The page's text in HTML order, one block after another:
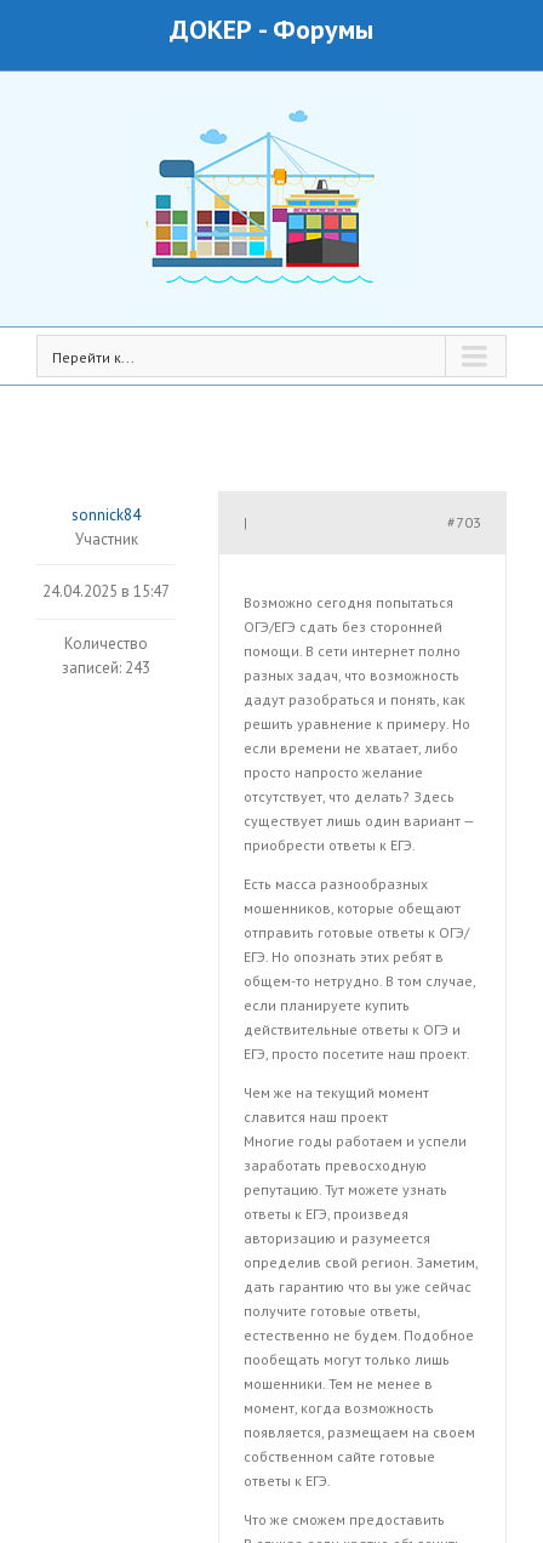
ДОКЕР - Форумы
Перейти к...
sonnick84
Участник
24.04.2025 в 15:47
Количество
записей: 243
#703
|
Возможно сегодня попытаться
ОГЭ/ЕГЭ сдать без сторонней
помощи. В сети интернет полно
разных задач, что возможность
дадут разобраться и понять, как
решить уравнение к примеру. Но
если времени не хватает, либо
просто напросто желание
отсутствует, что делать? Здесь
существует лишь один вариант —
приобрести ответы к ЕГЭ.
Есть масса разнообразных
мошенников, которые обещают
отправить готовые ответы к ОГЭ/
ЕГЭ. Но опознать этих ребят в
общем-то нетрудно. В том случае,
если планируете купить
действительные ответы к ОГЭ и
ЕГЭ, просто посетите наш проект.
Чем же на текущий момент
славится наш проект
Многие годы работаем и успели
заработать превосходную
репутацию. Тут можете узнать
ответы к ЕГЭ, произведя
авторизацию и разумеется
определив свой регион. Заметим,
дать гарантию что вы уже сейчас
получите готовые ответы,
естественно не будем. Подобное
пообещать могут только лишь
мошенники. Тем не менее в
момент, когда возможность
появляется, размещаем на своем
собственном сайте готовые
ответы к ЕГЭ.
Что же сможем предоставить